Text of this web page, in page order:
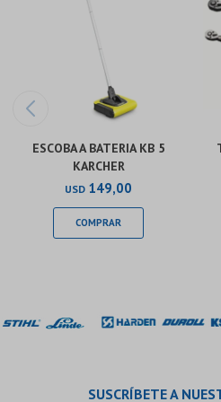
ESCOBA A BATERIA KB 5
KARCHER
USD 149,00
SUSCRÍBETE A